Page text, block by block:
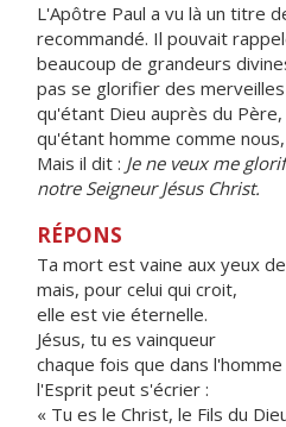
L'Apôtre Paul a vu là un titre
recommandé. Il pouvait
beaucoup de grandeurs
pas se glorifier des
qu'étant Dieu auprès du
qu'étant homme comme
Mais il dit : Je ne veux me
notre Seigneur Jésus Christ.
RÉPONS
Ta mort est vaine aux
mais, pour celui qui croit,
elle est vie éternelle.
Jésus, tu es vainqueur
chaque fois que dans l'homme
l'Esprit peut s'écrier :
« Tu es le Christ, le Fils du